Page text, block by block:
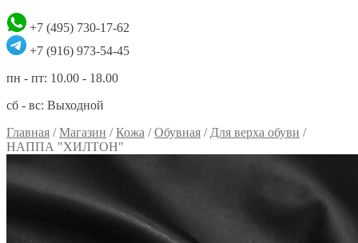
+7 (495) 730-17-62
+7 (916) 973-54-45
пн - пт: 10.00 - 18.00
сб - вс: Выходной
Главная /Магазин /Кожа /Обувная / Для верха обуви /
НАППА "ХИЛТОН"